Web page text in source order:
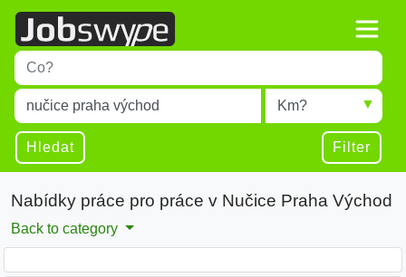
Title
Type 1 or more characters for results.
Místo
Type 1 or more characters for results.
Radius
Hledat Filter
Nabídky práce pro práce v Nučice Praha Východ
Back to category